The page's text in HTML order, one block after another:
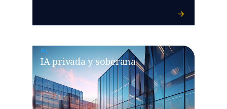
AI
IA privada y soberana